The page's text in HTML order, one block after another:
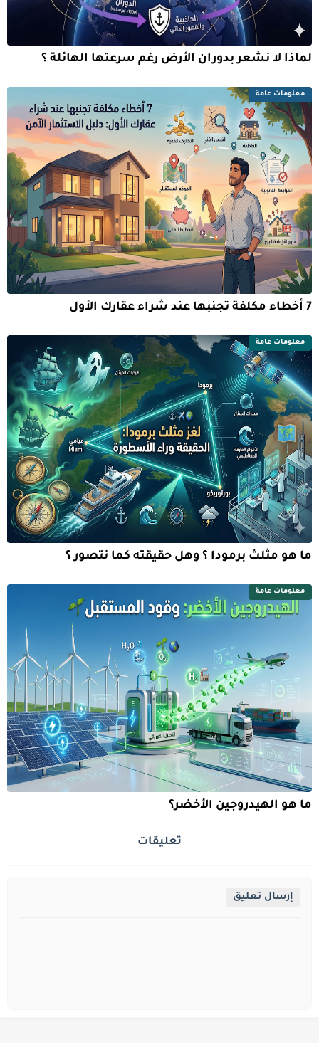
لماذا لا نشعر بدوران الأرض رغم سرعتها الهائلة ؟
معلومات عامة
7 أخطاء مكلفة تجنبها عند شراء عقارك الأول
معلومات عامة
ما هو مثلث برمودا ؟ وهل حقيقته كما نتصور ؟
معلومات عامة
ما هو الهيدروجين الأخضر؟
تعليقات
إرسال تعليق